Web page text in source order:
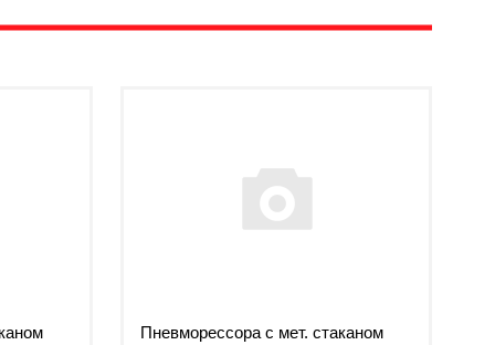
Пневморессора с мет. стаканом